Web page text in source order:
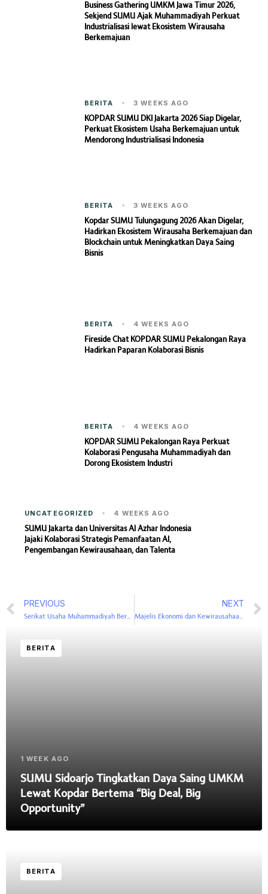
Business Gathering UMKM Jawa Timur 2026,
Sekjend SUMU Ajak Muhammadiyah Perkuat
Industrialisasi lewat Ekosistem Wirausaha
Berkemajuan
BERITA 3 WEEKS AGO
KOPDAR SUMU DKI Jakarta 2026 Siap Digelar,
Perkuat Ekosistem Usaha Berkemajuan untuk
Mendorong Industrialisasi Indonesia
BERITA 3 WEEKS AGO
Kopdar SUMU Tulungagung 2026 Akan Digelar,
Hadirkan Ekosistem Wirausaha Berkemajuan dan
Blockchain untuk Meningkatkan Daya Saing
Bisnis
BERITA 4 WEEKS AGO
Fireside Chat KOPDAR SUMU Pekalongan Raya
Hadirkan Paparan Kolaborasi Bisnis
BERITA 4 WEEKS AGO
KOPDAR SUMU Pekalongan Raya Perkuat
Kolaborasi Pengusaha Muhammadiyah dan
Dorong Ekosistem Industri
UNCATEGORIZED 4 WEEKS AGO
SUMU Jakarta dan Universitas Al Azhar Indonesia
Jajaki Kolaborasi Strategis Pemanfaatan AI,
Pengembangan Kewirausahaan, dan Talenta
PREVIOUS
Serikat Usaha Muhammadiyah Berkolaborasi dengan Tetuku Selenggarakan Webinar “Optimasi Omset Toko/Minimarket melalui Layanan Pesan Antar”
NEXT
Majelis Ekonomi dan Kewirausahaan PDM Solo Gandeng SUMU Gelar Pelatihan Digital Marketing
BERITA
1 WEEK AGO
SUMU Sidoarjo Tingkatkan Daya Saing UMKM
Lewat Kopdar Bertema “Big Deal, Big
Opportunity”
BERITA